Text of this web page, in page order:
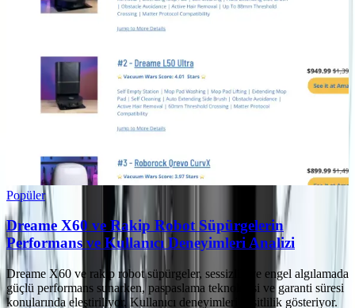
Popüler
Dreame X60 ve Rakip Robot Süpürgelerin
Performans ve Kullanıcı Deneyimleri Analizi
Dreame X60 ve rakip robot süpürgeler, sessizlik ve engel algılamada
güçlü performans sunarken, paspaslama teknolojisi ve garanti süresi
konularında eleştiriliyor. Kullanıcı deneyimleri çeşitlilik gösteriyor.